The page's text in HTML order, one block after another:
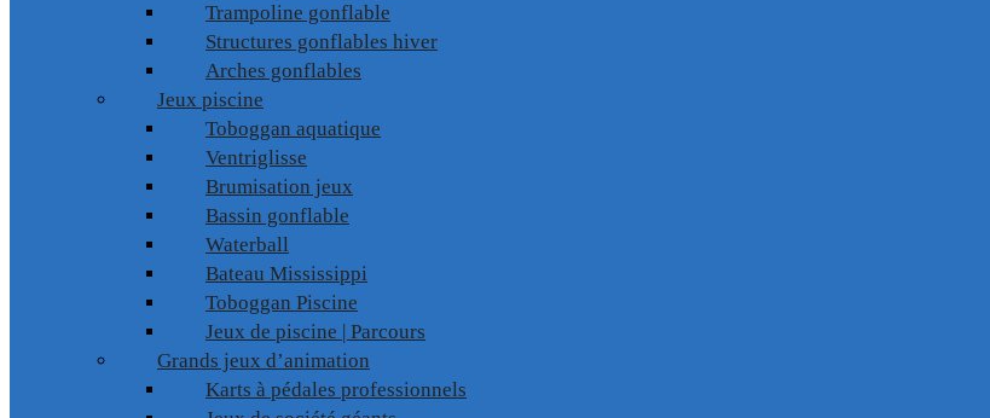
Trampoline gonflable
Structures gonflables hiver
Arches gonflables
Jeux piscine
Toboggan aquatique
Ventriglisse
Brumisation jeux
Bassin gonflable
Waterball
Bateau Mississippi
Toboggan Piscine
Jeux de piscine | Parcours
Grands jeux d’animation
Karts à pédales professionnels